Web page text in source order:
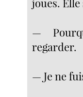
—
regarder.
— Je ne